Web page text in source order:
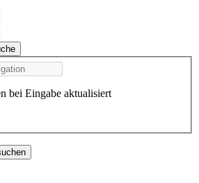
bei Eingabe aktualisiert